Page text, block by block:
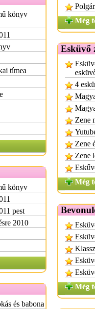
könyv
tímea
könyv
pest
2010
és babona
Még
Esküvő
4
Zene
Zene
Zene
Még
Még